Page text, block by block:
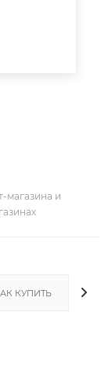
магазина и
КУПИТЬ